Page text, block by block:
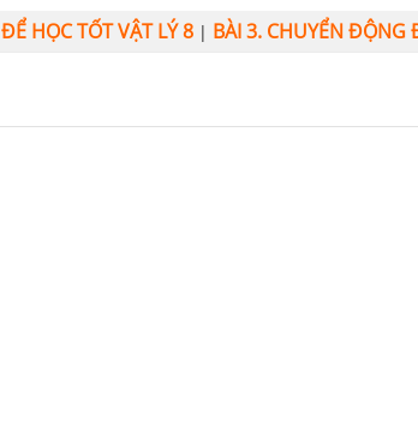
HỌC TỐT VẬT LÝ 8 | BÀI 3. CHUYỂN